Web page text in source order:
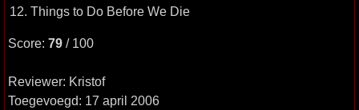
12. Things to Do Before We Die
Score: 79 / 100
Reviewer: Kristof
Toegevoegd: 17 april 2006